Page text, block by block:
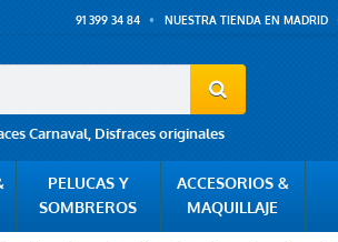
91 399 34 84 NUESTRA TIENDA EN MADRID
Carnaval, Disfraces originales
PELUCAS Y
SOMBREROS
ACCESORIOS &
MAQUILLAJE